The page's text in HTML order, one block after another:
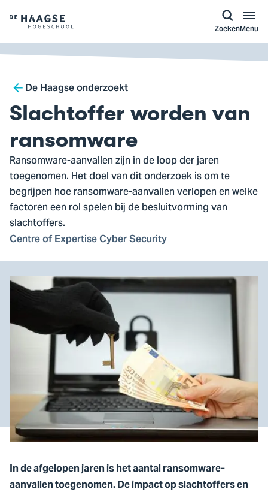
Logo
van
De
Hogeschool,
ga
naar
de
homepagina
ZoekenMenu
Breadcrumb
De Haagse onderzoekt
Slachtoffer worden van
ransomware
Ransomware-aanvallen zijn in de loop der jaren
toegenomen. Het doel van dit onderzoek is om te
begrijpen hoe ransomware-aanvallen verlopen en welke
factoren een rol spelen bij de besluitvorming van
slachtoffers.
Centre of Expertise Cyber Security
In de afgelopen jaren is het aantal ransomware-
aanvallen toegenomen. De impact op slachtoffers en